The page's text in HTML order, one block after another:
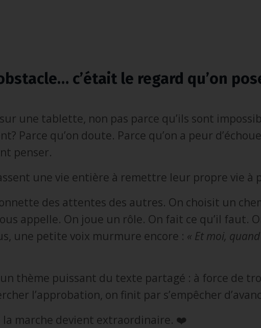
c’était le regard qu’on
une tablette, non pas parce qu’ils sont
Parce qu’on doute. Parce qu’on a peur
penser.
une vie entière à remettre leur propre vie à
des attentes des autres. On choisit un
appelle. On joue un rôle. On fait ce qu’il faut.
une petite voix murmure encore : « Et moi,
thème puissant du texte partagé : à force de
l’approbation, on finit par s’empêcher
la marche devient extraordinaire. ❤️